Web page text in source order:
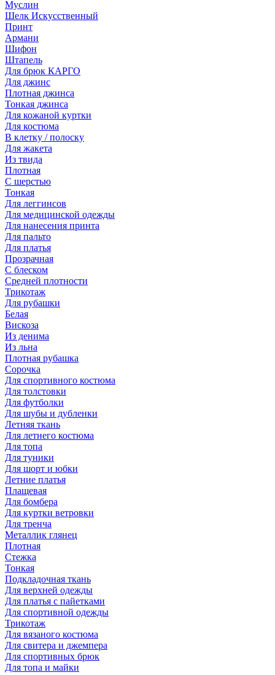
Муслин
Шелк Искусственный
Принт
Армани
Шифон
Штапель
Для брюк КАРГО
Для джинс
Плотная джинса
Тонкая джинса
Для кожаной куртки
Для костюма
В клетку / полоску
Для жакета
Из твида
Плотная
С шерстью
Тонкая
Для леггинсов
Для медицинской одежды
Для нанесения принта
Для пальто
Для платья
Прозрачная
С блеском
Средней плотности
Трикотаж
Для рубашки
Белая
Вискоза
Из денима
Из льна
Плотная рубашка
Сорочка
Для спортивного костюма
Для толстовки
Для футболки
Для шубы и дубленки
Летняя ткань
Для летнего костюма
Для топа
Для туники
Для шорт и юбки
Летние платья
Плащевая
Для бомбера
Для куртки ветровки
Для тренча
Металлик глянец
Плотная
Стежка
Тонкая
Подкладочная ткань
Для верхней одежды
Для платья с пайетками
Для спортивной одежды
Трикотаж
Для вязаного костюма
Для свитера и джемпера
Для спортивных брюк
Для топа и майки